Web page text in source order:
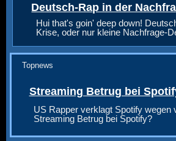
Deutsch-Rap in der
Hui that's goin' deep down!
Krise, oder nur kleine Nachfrage-
Topnews
Streaming Betrug bei
US Rapper verklagt Spotify wegen
Streaming Betrug bei Spotify?